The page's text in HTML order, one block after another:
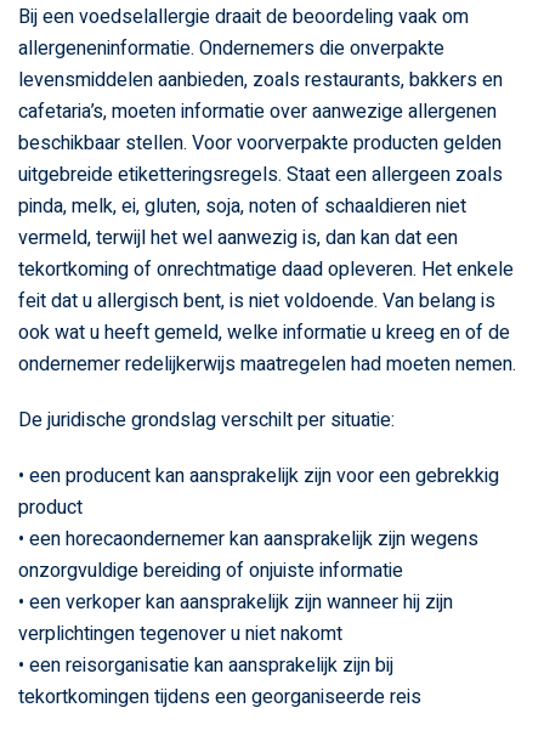
Bij een voedselallergie draait de beoordeling vaak om
allergeneninformatie. Ondernemers die onverpakte
levensmiddelen aanbieden, zoals restaurants, bakkers en
cafetaria’s, moeten informatie over aanwezige allergenen
beschikbaar stellen. Voor voorverpakte producten gelden
uitgebreide etiketteringsregels. Staat een allergeen zoals
pinda, melk, ei, gluten, soja, noten of schaaldieren niet
vermeld, terwijl het wel aanwezig is, dan kan dat een
tekortkoming of onrechtmatige daad opleveren. Het enkele
feit dat u allergisch bent, is niet voldoende. Van belang is
ook wat u heeft gemeld, welke informatie u kreeg en of de
ondernemer redelijkerwijs maatregelen had moeten nemen.
De juridische grondslag verschilt per situatie:
• een producent kan aansprakelijk zijn voor een gebrekkig
product
• een horecaondernemer kan aansprakelijk zijn wegens
onzorgvuldige bereiding of onjuiste informatie
• een verkoper kan aansprakelijk zijn wanneer hij zijn
verplichtingen tegenover u niet nakomt
• een reisorganisatie kan aansprakelijk zijn bij
tekortkomingen tijdens een georganiseerde reis